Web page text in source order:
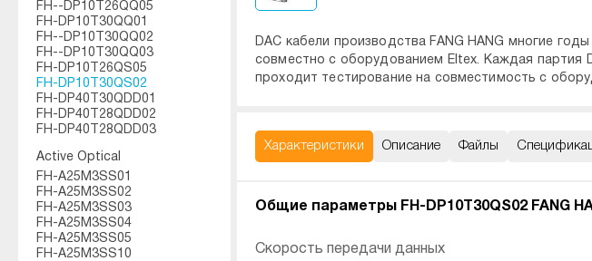
FH--DP10T26QQ05
FH-DP10T30QQ01
FH--DP10T30QQ02
FH--DP10T30QQ03
FH-DP10T26QS05
FH-DP10T30QS02
FH-DP40T30QDD01
FH-DP40T28QDD02
FH-DP40T28QDD03
Active Optical
FH-A25M3SS01
FH-A25M3SS02
FH-A25M3SS03
FH-A25M3SS04
FH-A25M3SS05
FH-A25M3SS10
DAC кабели производства FANG HANG многие
совместно с оборудованием Eltex. Каждая партия
проходит тестирование на совместимость с
Характеристики Описание Файлы
Общие параметры FH-DP10T30QS02 FANG
Скорость передачи данных